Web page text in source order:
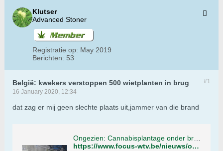
Klutser
Advanced Stoner
Registratie op: May 2019
Berichten: 53
#1
België: kwekers verstoppen 500 wietplanten in brug
16 January 2020, 12:34
dat zag er mij geen slechte plaats uit,jammer van die brand
https://www.focus-wtv.be/nieuws/ongezien-cannabisplantage-onder-brug-ontdekt?fbclid=IwAR3ZTHJD1rJwWsj0nXSB18-q4ypS-nzilvuv3btCrijItn1OTwruMaf5d50